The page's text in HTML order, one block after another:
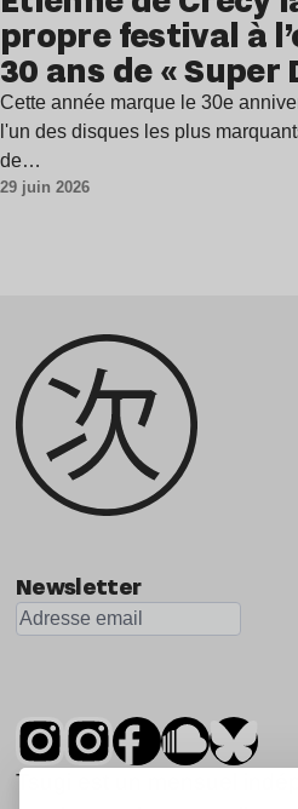
propre festival à
30 ans de « Super
Cette année marque le 30e
l'un des disques les plus
de…
29 juin 2026
Newsletter
Tsugi est un mensuel